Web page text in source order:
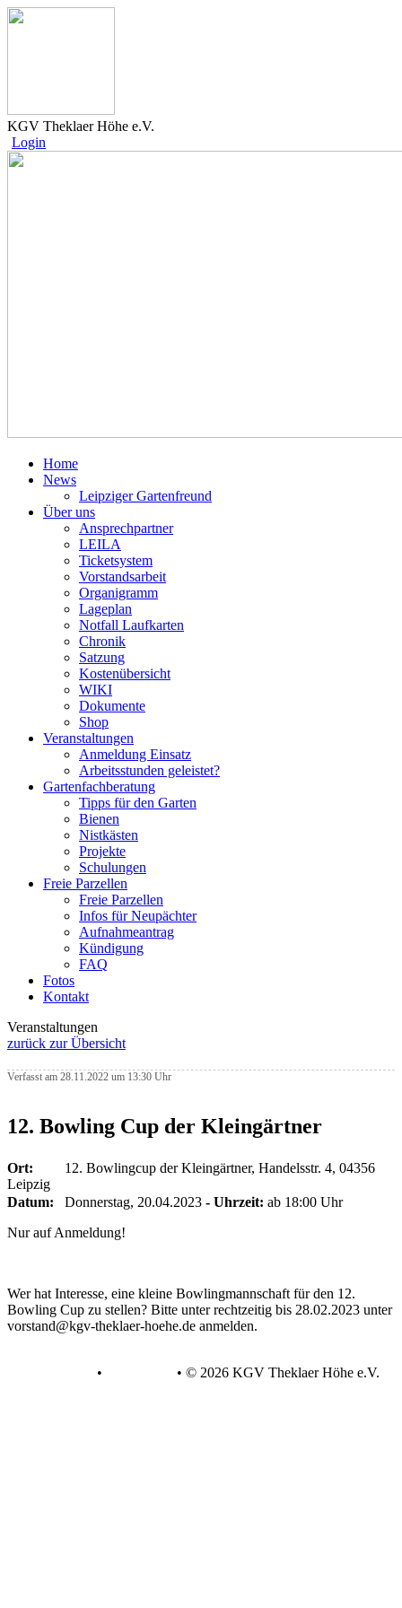
KGV Theklaer Höhe e.V.
Login
Home
News
Leipziger Gartenfreund
Über uns
Ansprechpartner
LEILA
Ticketsystem
Vorstandsarbeit
Organigramm
Lageplan
Notfall Laufkarten
Chronik
Satzung
Kostenübersicht
WIKI
Dokumente
Shop
Veranstaltungen
Anmeldung Einsatz
Arbeitsstunden geleistet?
Gartenfachberatung
Tipps für den Garten
Bienen
Nistkästen
Projekte
Schulungen
Freie Parzellen
Freie Parzellen
Infos für Neupächter
Aufnahmeantrag
Kündigung
FAQ
Fotos
Kontakt
Veranstaltungen
zurück zur Übersicht
Verfasst am 28.11.2022 um 13:30 Uhr
12. Bowling Cup der Kleingärtner
Ort:
12. Bowlingcup der Kleingärtner, Handelsstr. 4, 04356
Leipzig
Datum:
Donnerstag, 20.04.2023 - Uhrzeit: ab 18:00 Uhr
Nur auf Anmeldung!
Wer hat Interesse, eine kleine Bowlingmannschaft für den 12.
Bowling Cup zu stellen? Bitte unter rechtzeitig bis 28.02.2023 unter
vorstand@kgv-theklaer-hoehe.de anmelden.
• • © 2026 KGV Theklaer Höhe e.V.